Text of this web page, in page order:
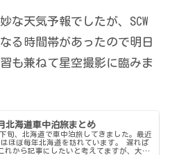
な天気予報でしたが、SCW
る時間帯があったので明日
も兼ねて星空撮影に臨みま
北海道車中泊旅まとめ
下旬、北海道で車中泊旅してきました。最近
はほぼ毎年北海道を訪れています。 遅れば
れから記事にしたいと考えてますが、大ま